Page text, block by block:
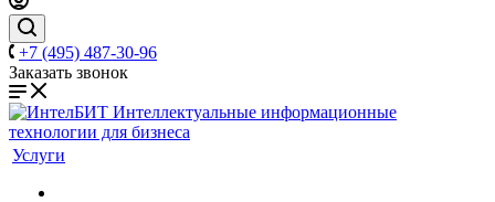
+7 (495) 487-30-96
Заказать звонок
Услуги